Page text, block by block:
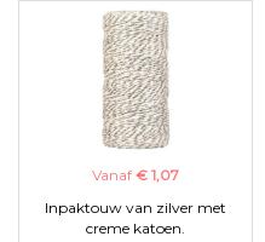
Vanaf € 1,07
Inpaktouw van zilver met
creme katoen.